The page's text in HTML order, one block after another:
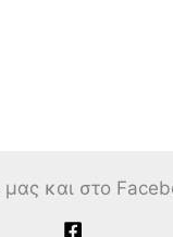
μας και στο